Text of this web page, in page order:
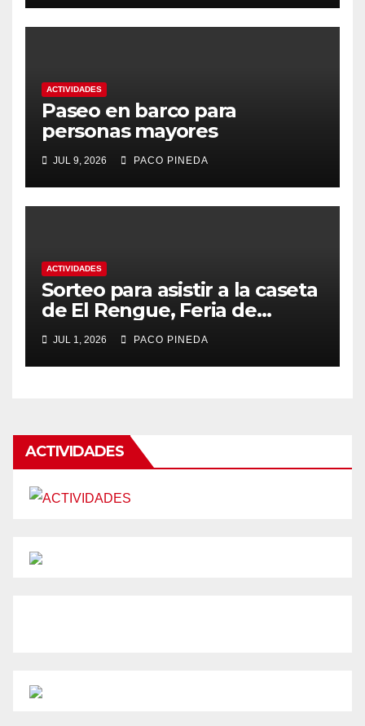
ACTIVIDADES
Paseo en barco para
personas mayores
JUL 9, 2026 PACO PINEDA
ACTIVIDADES
Sorteo para asistir a la caseta
de El Rengue, Feria de
Málaga 2026
JUL 1, 2026 PACO PINEDA
ACTIVIDADES